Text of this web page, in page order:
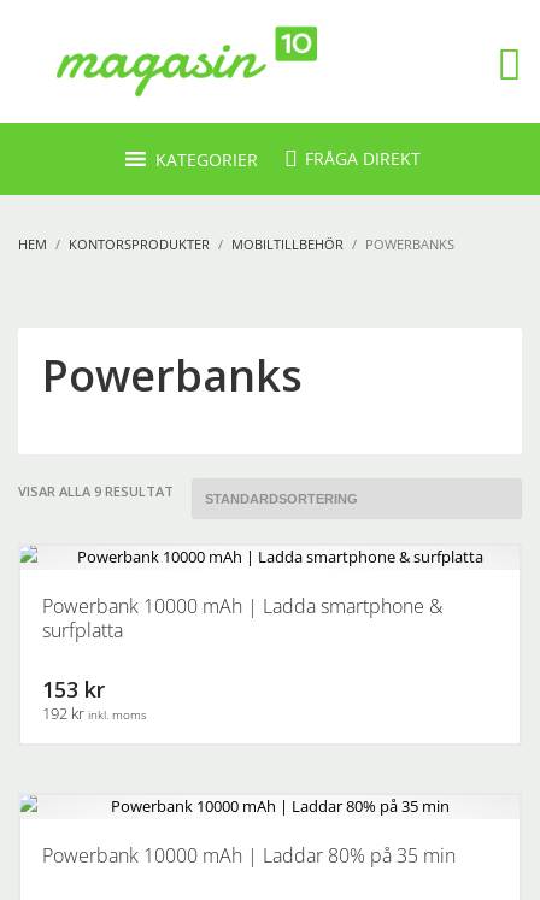
KATEGORIER FRÅGA DIREKT
HEM KONTORSPRODUKTER MOBILTILLBEHÖR POWERBANKS
Powerbanks
VISAR ALLA 9 RESULTAT
Powerbank 10000 mAh | Ladda smartphone &
surfplatta
153 kr
192 kr inkl. moms
Powerbank 10000 mAh | Laddar 80% på 35 min